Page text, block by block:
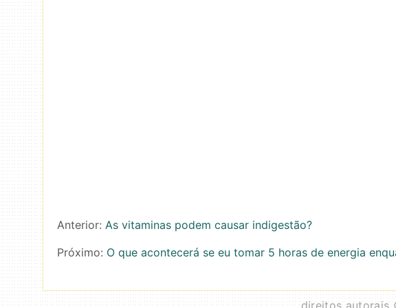
Anterior: As vitaminas podem causar indigestão?
Próximo: O que acontecerá se eu tomar 5 horas de energia
direitos autorais